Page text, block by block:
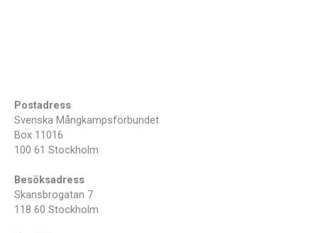
Postadress
Svenska Mångkampsförbundet
Box 11016
100 61 Stockholm
Besöksadress
Skansbrogatan 7
118 60 Stockholm